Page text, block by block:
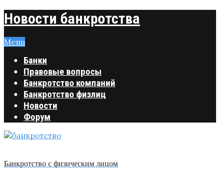
Новости банкротства
Menu
Банки
Правовые вопросы
Банкротство компаний
Банкротство физлиц
Новости
Форум
Банкротство с физическим лицом